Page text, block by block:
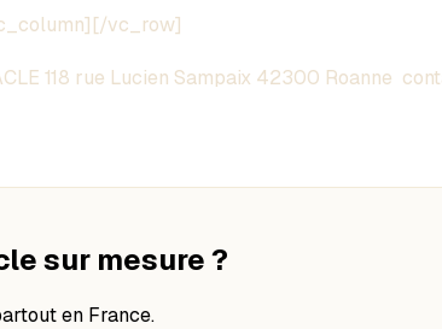
vc_row]
118 rue Lucien Sampaix 42300 Roanne
sur mesure ?
en France.